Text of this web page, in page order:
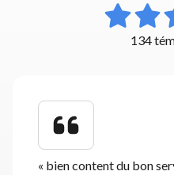
134
« bien content du bon